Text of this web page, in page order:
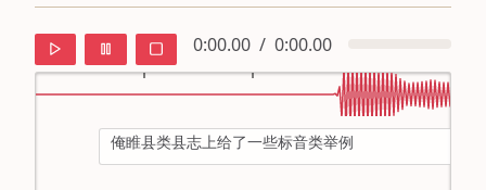
0:00.00 / 0:00.00
俺睢县类县志上给了一些标音类举例